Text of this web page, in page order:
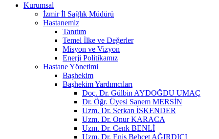
Kurumsal
İzmir İl Sağlık Müdürü
Hastanemiz
Tanıtım
Temel İlke ve Değerler
Misyon ve Vizyon
Enerji Politikamız
Hastane Yönetimi
Başhekim
Başhekim Yardımcıları
Doç. Dr. Gülbin AYDOĞDU UMAÇ
Dr. Öğr. Üyesi Sanem MERSİN
Uzm. Dr. Serkan İSKENDER
Uzm. Dr. Onur KARACA
Uzm. Dr. Cenk BENLİ
Uzm. Dr. Enis Behçet AĞIRDICI